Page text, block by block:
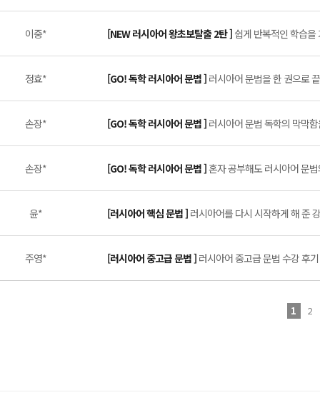
이중* [NEW 러시아어 왕초보탈출 2탄 ] 쉽게 반복적인 학습
정효* [GO! 독학 러시아어 문법 ] 러시아어 문법을 한 권으로
손장* [GO! 독학 러시아어 문법 ] 러시아어 문법 독학의 막막
손장* [GO! 독학 러시아어 문법 ]혼자 공부해도 러시아어 문
윤* [러시아어 핵심 문법 ] 러시아어를 다시 시작하게 해 준
주영* [러시아어 중고급 문법 ] 러시아어 중고급 문법 수강 후
1 2